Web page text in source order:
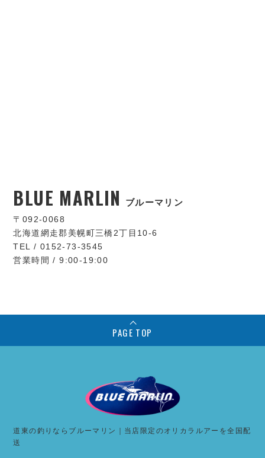
BLUE MARLIN ブルーマリン
〒092-0068
北海道網走郡美幌町三橋2丁目10-6
TEL / 0152-73-3545
営業時間 / 9:00-19:00
PAGE TOP
道東の釣りならブルーマリン｜当店限定のオリカラルアーを全国配
送